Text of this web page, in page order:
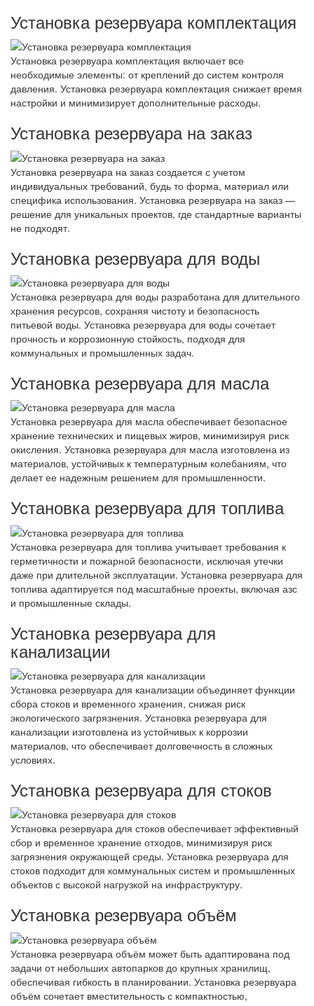
Установка резервуара комплектация
Установка резервуара комплектация включает все
необходимые элементы: от креплений до систем контроля
давления. Установка резервуара комплектация снижает время
настройки и минимизирует дополнительные расходы.
Установка резервуара на заказ
Установка резервуара на заказ создается с учетом
индивидуальных требований, будь то форма, материал или
специфика использования. Установка резервуара на заказ —
решение для уникальных проектов, где стандартные варианты
не подходят.
Установка резервуара для воды
Установка резервуара для воды разработана для длительного
хранения ресурсов, сохраняя чистоту и безопасность
питьевой воды. Установка резервуара для воды сочетает
прочность и коррозионную стойкость, подходя для
коммунальных и промышленных задач.
Установка резервуара для масла
Установка резервуара для масла обеспечивает безопасное
хранение технических и пищевых жиров, минимизируя риск
окисления. Установка резервуара для масла изготовлена из
материалов, устойчивых к температурным колебаниям, что
делает ее надежным решением для промышленности.
Установка резервуара для топлива
Установка резервуара для топлива учитывает требования к
герметичности и пожарной безопасности, исключая утечки
даже при длительной эксплуатации. Установка резервуара для
топлива адаптируется под масштабные проекты, включая азс
и промышленные склады.
Установка резервуара для
канализации
Установка резервуара для канализации объединяет функции
сбора стоков и временного хранения, снижая риск
экологического загрязнения. Установка резервуара для
канализации изготовлена из устойчивых к коррозии
материалов, что обеспечивает долговечность в сложных
условиях.
Установка резервуара для стоков
Установка резервуара для стоков обеспечивает эффективный
сбор и временное хранение отходов, минимизируя риск
загрязнения окружающей среды. Установка резервуара для
стоков подходит для коммунальных систем и промышленных
объектов с высокой нагрузкой на инфраструктуру.
Установка резервуара объём
Установка резервуара объём может быть адаптирована под
задачи от небольших автопарков до крупных хранилищ,
обеспечивая гибкость в планировании. Установка резервуара
объём сочетает вместительность с компактностью,